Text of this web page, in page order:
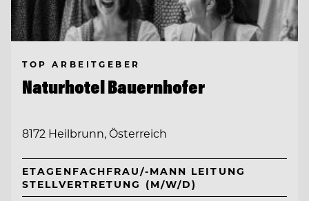
TOP ARBEITGEBER
Naturhotel Bauernhofer
8172 Heilbrunn, Österreich
ETAGENFACHFRAU/-MANN LEITUNG
STELLVERTRETUNG (M/W/D)